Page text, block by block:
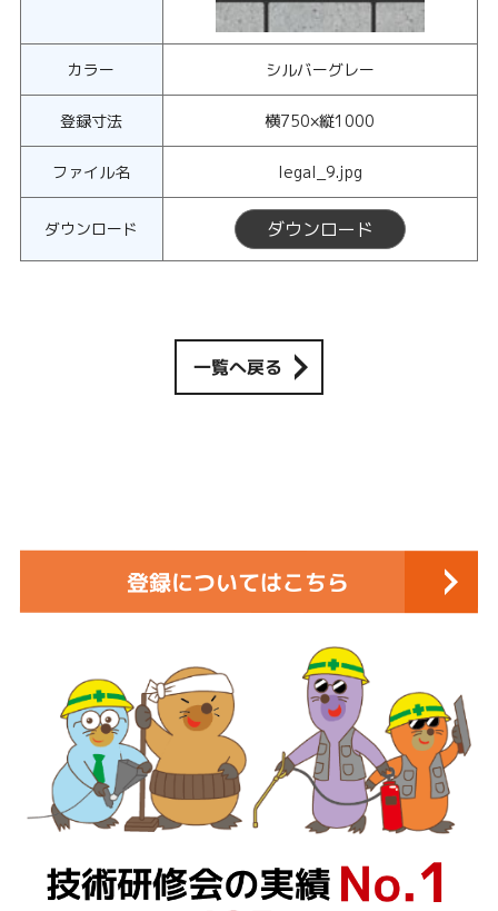
カラー シルバーグレー
登録寸法 横750×縦1000
ファイル名 legal_9.jpg
ダウンロード ダウンロード
一覧へ戻る
登録についてはこちら